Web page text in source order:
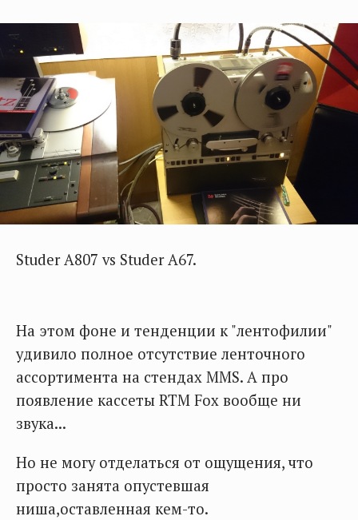
Studer A807 vs Studer A67.
На этом фоне и тенденции к "лентофилии"
удивило полное отсутствие ленточного
ассортимента на стендах MMS. А про
появление кассеты RTM Fox вообще ни
звука...
Но не могу отделаться от ощущения, что
просто занята опустевшая
ниша,оставленная кем-то.